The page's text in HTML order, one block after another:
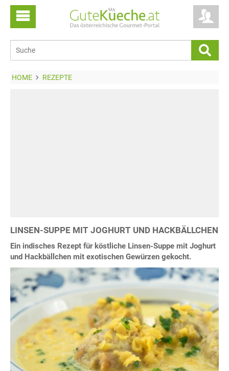
HOME REZEPTE
LINSEN-SUPPE MIT JOGHURT UND HACKBÄLLCHEN
Ein indisches Rezept für köstliche Linsen-Suppe mit Joghurt
und Hackbällchen mit exotischen Gewürzen gekocht.